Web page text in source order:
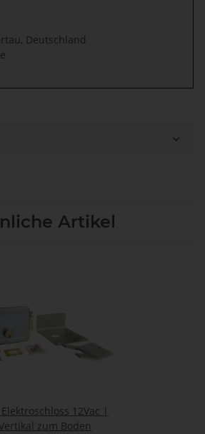
Deutschland
Artikel
Elektroschloss 12Vac |
zum Boden